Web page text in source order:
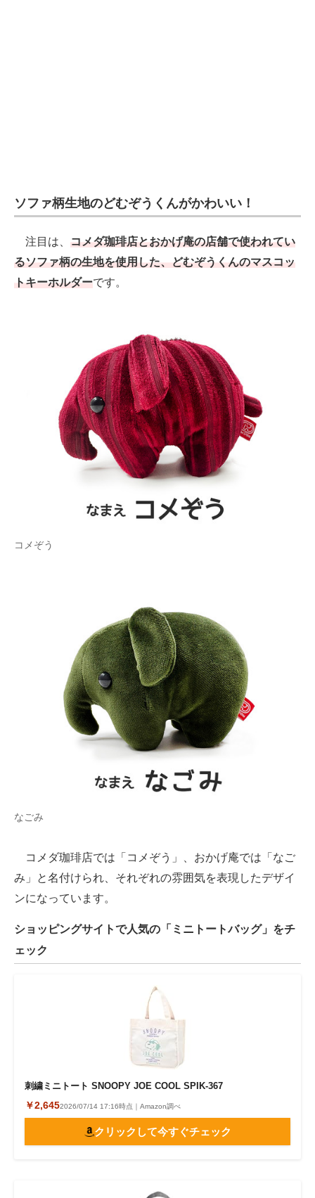
ソファ柄生地のどむぞうくんがかわいい！
注目は、 コメダ珈琲店とおかげ庵の店舗で使われてい
るソファ柄の生地を使用した、どむぞうくんのマスコッ
トキーホルダーです。
コメぞう
なごみ
コメダ珈琲店では「コメぞう」、おかげ庵では「なご
み」と名付けられ、それぞれの雰囲気を表現したデザイ
ンになっています。
ショッピングサイトで人気の「ミニトートバッグ」をチ
ェック
刺繍ミニトート SNOOPY JOE COOL SPIK-367
￥2,6452026/07/14 17:16時点｜Amazon調べ
クリックして今すぐチェック